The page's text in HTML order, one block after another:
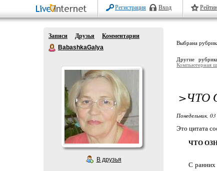
Регистрация Вход
Записи Друзья
Комментарии
BabashkaGalya
В друзья
Выбрана
Другие
Компьютерная
>ЧТО
Понедельник,
Это цитата
ЧТО
С ранних